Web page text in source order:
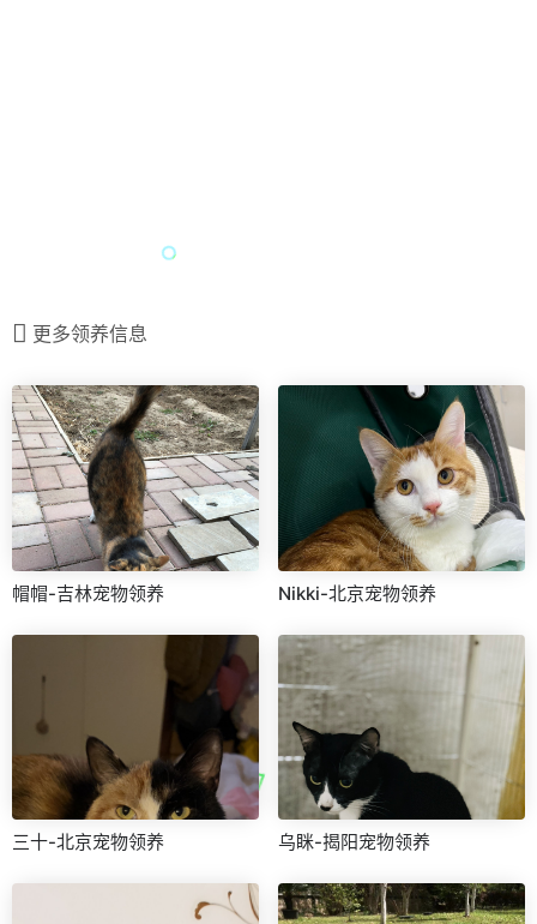
更多领养信息
帽帽-吉林宠物领养 Nikki-北京宠物领养
三十-北京宠物领养 乌眯-揭阳宠物领养